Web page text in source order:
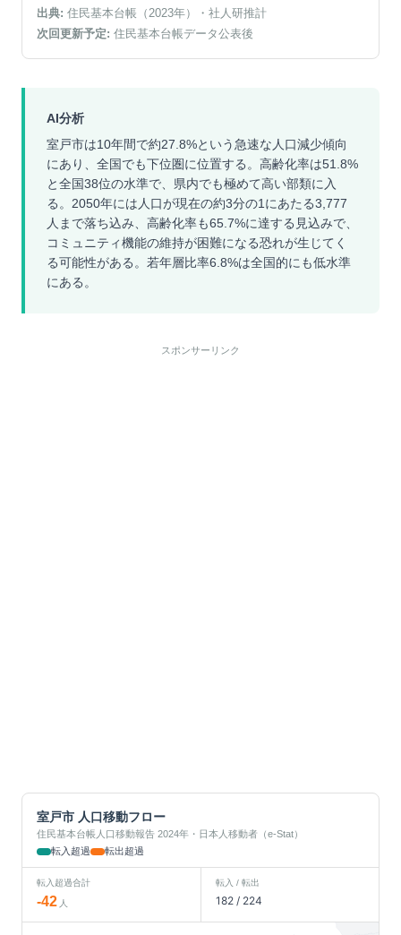
出典: 住民基本台帳（2023年）
・社人研推計
次回更新予定: 住民基本台帳データ公表後
AI分析
室戸市は10年間で約27.8%という急速な人口減少傾向
にあり、全国でも下位圏に位置する。高齢化率は51.8%
と全国38位の水準で、県内でも極めて高い部類に入
る。2050年には人口が現在の約3分の1にあたる3,777
人まで落ち込み、高齢化率も65.7%に達する見込みで、
コミュニティ機能の維持が困難になる恐れが生じてく
る可能性がある。若年層比率6.8%は全国的にも低水準
にある。
スポンサーリンク
室戸市 人口移動フロー
住民基本台帳人口移動報告 2024年・日本人移動者（e-Stat）
転入超過
転出超過
転入超過合計
-42 人
転入 / 転出
182/ 224